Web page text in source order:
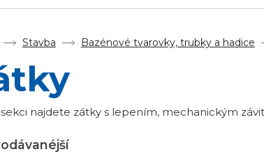
Stavba Bazénové tvarovky, trubky a hadice
najdete zátky s lepením, mechanickým